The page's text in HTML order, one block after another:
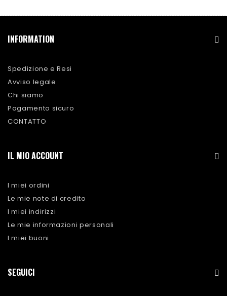
INFORMATION
Spedizione e Resi
Avviso legale
Chi siamo
Pagamento sicuro
CONTATTO
IL MIO ACCOUNT
I miei ordini
Le mie note di credito
I miei indirizzi
Le mie informazioni personali
I miei buoni
SEGUICI